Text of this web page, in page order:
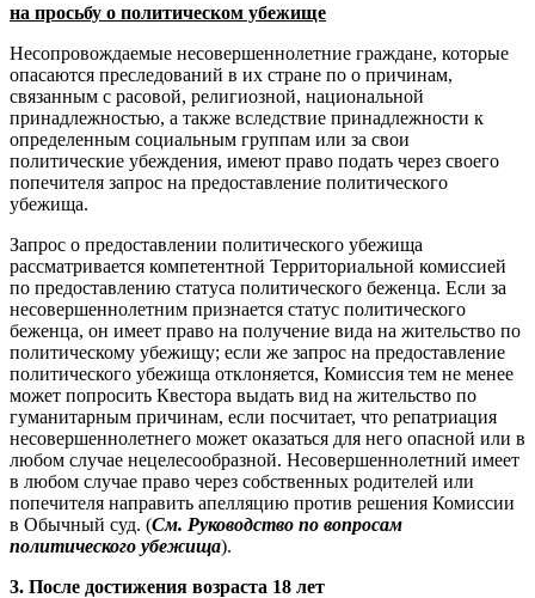
на просьбу о политическом убежище
Несопровождаемые несовершеннолетние граждане, которые
опасаются преследований в их стране по о причинам,
связанным с расовой, религиозной, национальной
принадлежностью, а также вследствие принадлежности к
определенным социальным группам или за свои
политические убеждения, имеют право подать через своего
попечителя запрос на предоставление политического
убежища.
Запрос о предоставлении политического убежища
рассматривается компетентной Территориальной комиссией
по предоставлению статуса политического беженца. Если за
несовершеннолетним признается статус политического
беженца, он имеет право на получение вида на жительство по
политическому убежищу; если же запрос на предоставление
политического убежища отклоняется, Комиссия тем не менее
может попросить Квестора выдать вид на жительство по
гуманитарным причинам, если посчитает, что репатриация
несовершеннолетнего может оказаться для него опасной или в
любом случае нецелесообразной. Несовершеннолетний имеет
в любом случае право через собственных родителей или
попечителя направить апелляцию против решения Комиссии
в Обычный суд. (См. Руководство по вопросам
политического убежища).
3. После достижения возраста 18 лет